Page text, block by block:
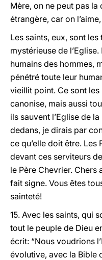
Mère, on ne peut pas
étrangère, car on
Les saints, eux, sont
mystérieuse de
humains des hommes,
pénétré toute leur
vieillit point. Ce sont les
canonise, mais aussi
ils sauvent l’Eglise de
dedans, je dirais par
ce qu’elle doit être. Les
devant ces serviteurs
le Père Chevrier. Chers
fait signe. Vous êtes
sainteté!
15. Avec les saints, qui
tout le peuple de Dieu
écrit: “Nous voudrions
évolutive, avec la Bible